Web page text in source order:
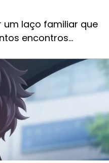
um laço familiar que
encontros…